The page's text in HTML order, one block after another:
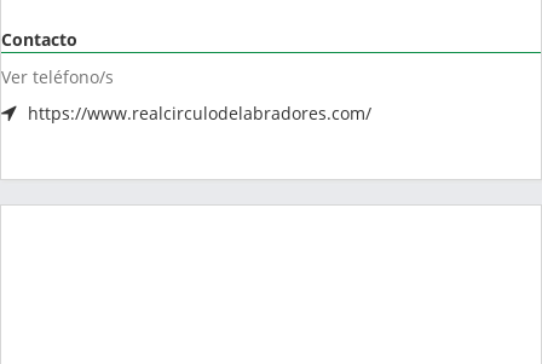
Contacto
Ver teléfono/s
https://www.realcirculodelabradores.com/